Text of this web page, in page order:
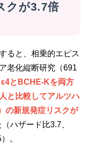
クが3.7倍
ると、相乗的エピス
老化縦断研究（691
とBCHE-Kを両方
と比較してアルツハ
の新規発症リスクが
ハザード比3.7、
。